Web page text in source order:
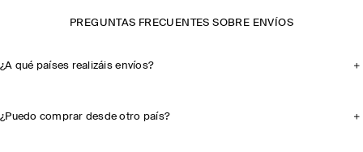
PREGUNTAS FRECUENTES SOBRE ENVÍOS
¿A qué países realizáis envíos?
¿Puedo comprar desde otro país?